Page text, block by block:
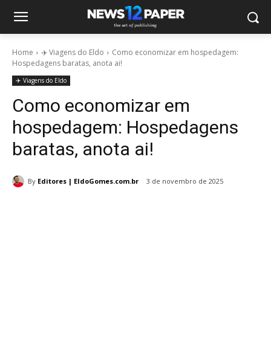
Home ✈️ Viagens do Eldo
Como economizar em hospedagem:
Hospedagens baratas, anota ai!
✈️ Viagens do Eldo
Como economizar em
hospedagem: Hospedagens
baratas, anota ai!
By Editores | EldoGomes.com.br 3 de novembro de 2025